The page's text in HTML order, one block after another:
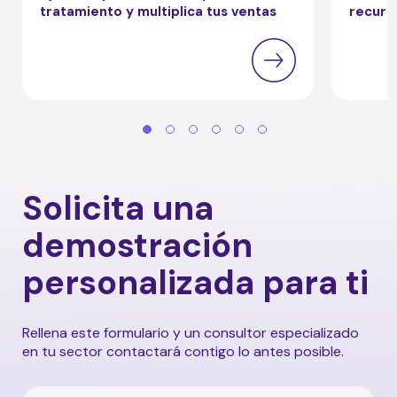
tratamiento y multiplica tus ventas
Solicita una
demostración
personalizada para ti
Rellena este formulario y un consultor especializado
en tu sector contactará contigo lo antes posible.